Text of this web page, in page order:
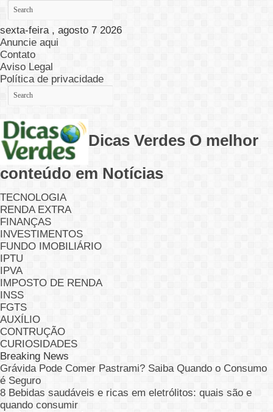
sexta-feira , agosto 7 2026
Anuncie aqui
Contato
Aviso Legal
Política de privacidade
Dicas Verdes O melhor
conteúdo em Notícias
TECNOLOGIA
RENDA EXTRA
FINANÇAS
INVESTIMENTOS
FUNDO IMOBILIÁRIO
IPTU
IPVA
IMPOSTO DE RENDA
INSS
FGTS
AUXÍLIO
CONTRUÇÃO
CURIOSIDADES
Breaking News
Grávida Pode Comer Pastrami? Saiba Quando o Consumo
é Seguro
8 Bebidas saudáveis e ricas em eletrólitos: quais são e
quando consumir